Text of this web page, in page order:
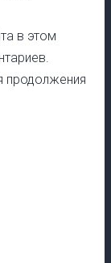
в этом
продолжения